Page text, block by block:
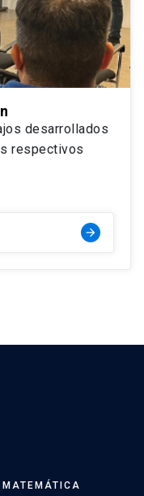
desarrollados
respectivos
arrow_forward